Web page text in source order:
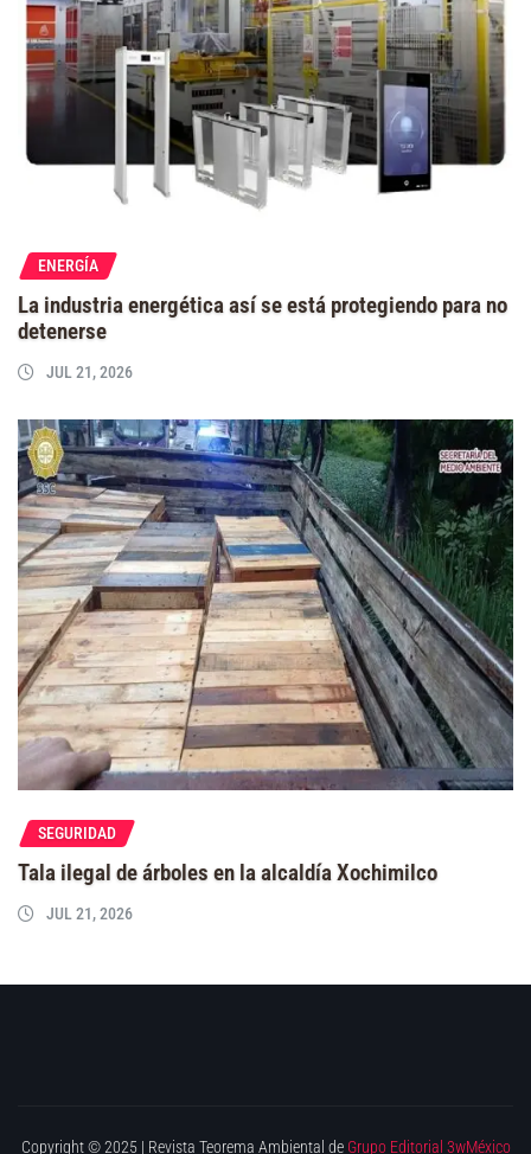
ENERGÍA
La industria energética así se está protegiendo para no
detenerse
JUL 21, 2026
SEGURIDAD
Tala ilegal de árboles en la alcaldía Xochimilco
JUL 21, 2026
Copyright © 2025 | Revista Teorema Ambiental de Grupo Editorial 3wMéxico